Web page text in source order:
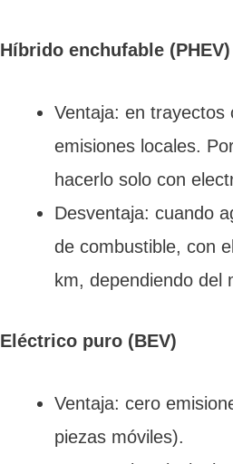
Híbrido enchufable (PHEV)
Ventaja: en
emisiones locales.
hacerlo solo con
Desventaja: cuando
de combustible, con
km, dependiendo del
Eléctrico puro (BEV)
Ventaja: cero
piezas móviles).